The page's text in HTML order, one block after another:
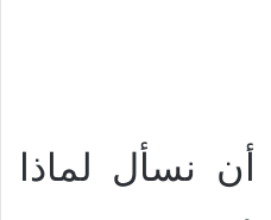
نسأل لماذا